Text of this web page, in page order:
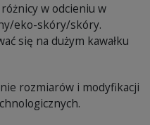
w odcieniu w
eko-skóry/skóry.
się na dużym kawałku
rozmiarów i modyfikacji